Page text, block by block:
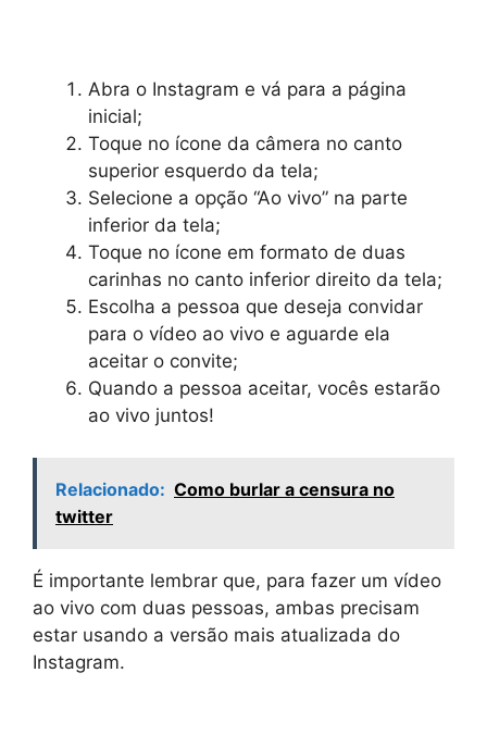
Abra o Instagram e vá para a página
inicial;
Toque no ícone da câmera no canto
superior esquerdo da tela;
Selecione a opção “Ao vivo” na parte
inferior da tela;
Toque no ícone em formato de duas
carinhas no canto inferior direito da tela;
Escolha a pessoa que deseja convidar
para o vídeo ao vivo e aguarde ela
aceitar o convite;
Quando a pessoa aceitar, vocês estarão
ao vivo juntos!
Relacionado: Como burlar a censura no
twitter
É importante lembrar que, para fazer um vídeo
ao vivo com duas pessoas, ambas precisam
estar usando a versão mais atualizada do
Instagram.